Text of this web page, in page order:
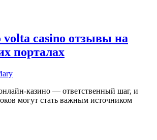
casino отзывы на
порталах
казино — ответственный шаг, и
могут стать важным источником